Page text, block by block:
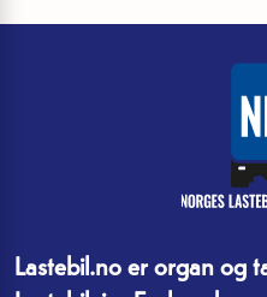
Lastebil.no er organ og